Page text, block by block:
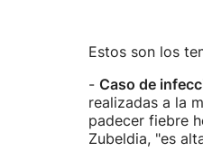
Estos son los
- Caso de
realizadas a la
padecer fiebre
Zubeldia, "es